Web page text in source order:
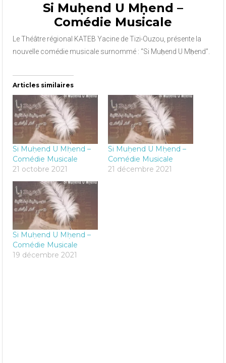
Si Muḥend U Mḥend –
Comédie Musicale
Le Théâtre régional KATEB Yacine de Tizi-Ouzou, présente la
nouvelle comédie musicale surnommé : “Si Muḥend U Mḥend”.
Articles similaires
Si Muḥend U Mḥend –
Comédie Musicale
21 octobre 2021
Si Muḥend U Mḥend –
Comédie Musicale
21 décembre 2021
Si Muḥend U Mḥend –
Comédie Musicale
19 décembre 2021